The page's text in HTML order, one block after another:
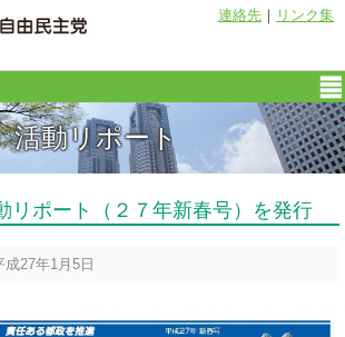
連絡先 ｜ リンク集
活動リポート
リポート（２７年新春号）を発行
成27年1月5日